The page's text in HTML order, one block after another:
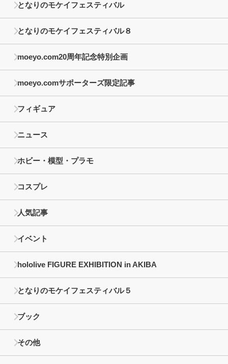
となりのモケイフェスティバル
となりのモケイフェスティバル８
moeyo.com20周年記念特別企画
moeyo.comサポーターズ限定記事
フィギュア
ニュース
ホビー・模型・プラモ
コスプレ
人気記事
イベント
hololive FIGURE EXHIBITION in AKIBA
となりのモケイフェスティバル５
ブック
その他